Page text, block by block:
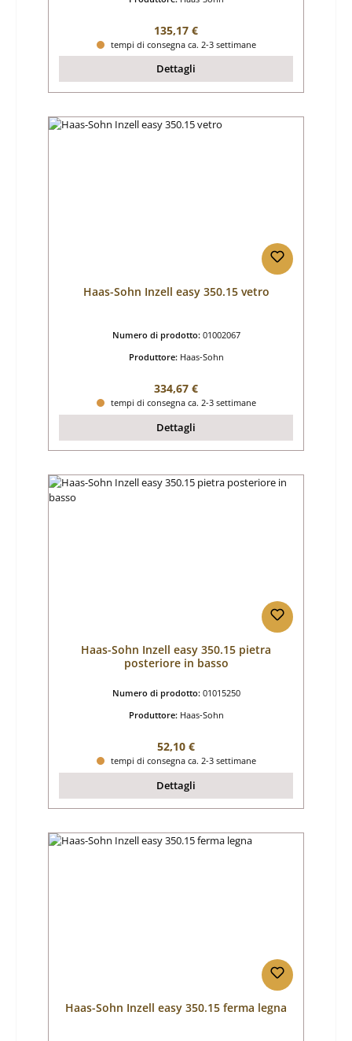
Prezzo normale:
135,17 €
tempi di consegna ca. 2-3 settimane
Dettagli
Haas-Sohn Inzell easy 350.15 vetro
Numero di prodotto: 01002067
Produttore: Haas-Sohn
Prezzo normale:
334,67 €
tempi di consegna ca. 2-3 settimane
Dettagli
Haas-Sohn Inzell easy 350.15 pietra
posteriore in basso
Numero di prodotto: 01015250
Produttore: Haas-Sohn
Prezzo normale:
52,10 €
tempi di consegna ca. 2-3 settimane
Dettagli
Haas-Sohn Inzell easy 350.15 ferma legna